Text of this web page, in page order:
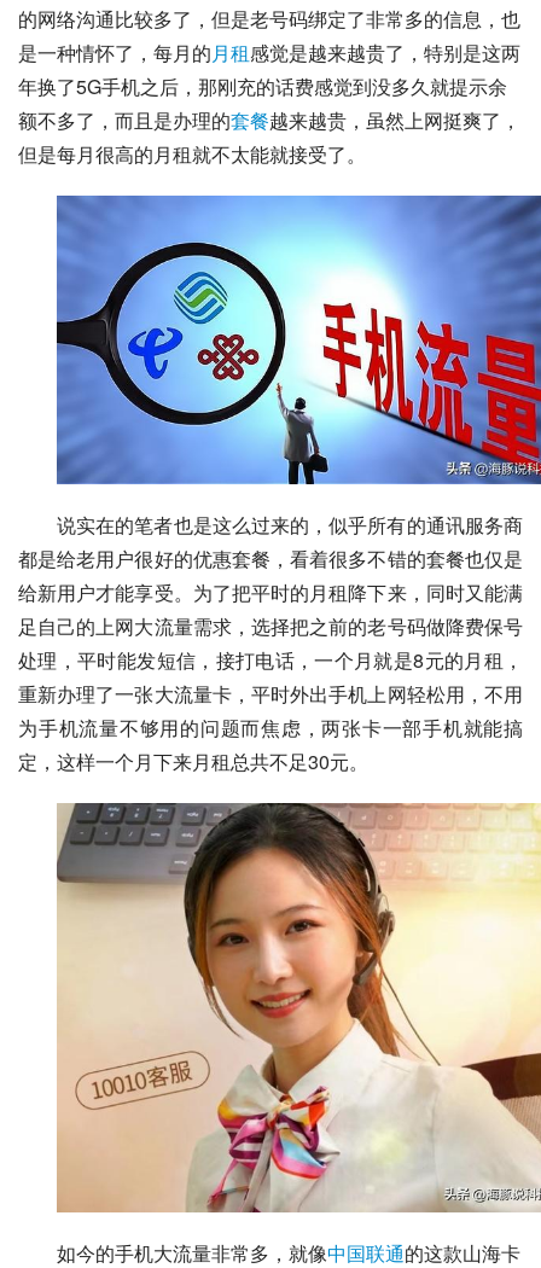
的网络沟通比较多了，但是老号码绑定了非常多的信息，也
是一种情怀了，每月的月租感觉是越来越贵了，特别是这两
年换了5G手机之后，那刚充的话费感觉到没多久就提示余
额不多了，而且是办理的套餐越来越贵，虽然上网挺爽了，
但是每月很高的月租就不太能就接受了。
说实在的笔者也是这么过来的，似乎所有的通讯服务商
都是给老用户很好的优惠套餐，看着很多不错的套餐也仅是
给新用户才能享受。为了把平时的月租降下来，同时又能满
足自己的上网大流量需求，选择把之前的老号码做降费保号
处理，平时能发短信，接打电话，一个月就是8元的月租，
重新办理了一张大流量卡，平时外出手机上网轻松用，不用
为手机流量不够用的问题而焦虑，两张卡一部手机就能搞
定，这样一个月下来月租总共不足30元。
如今的手机大流量非常多，就像中国联通的这款山海卡